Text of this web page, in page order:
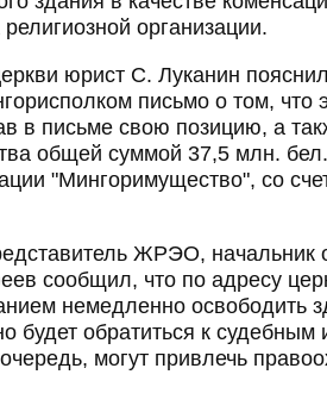
организации.
юрист С. Луканин
письмо о том, что
в письме свою позицию, а
общей суммой 37,5 млн.
"Мингоримущество", со
ЖРЭО, начальник
сообщил, что по адресу
немедленно освободить
обратиться к судебным
могут привлечь